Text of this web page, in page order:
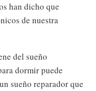
han dicho que
de nuestra
del sueño
dormir puede
sueño reparador que